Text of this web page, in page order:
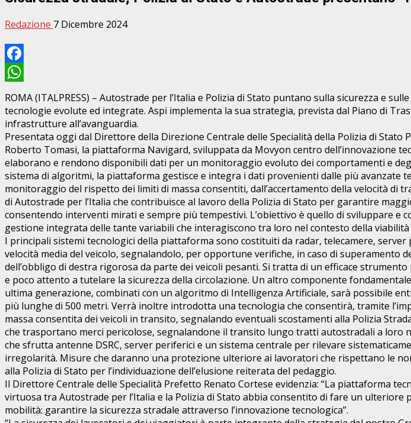
Redazione 7 Dicembre 2024
Facebook
WhatsApp
ROMA (ITALPRESS) – Autostrade per l’Italia e Polizia di Stato puntano sulla sicurezza e
tecnologie evolute ed integrate. Aspi implementa la sua strategia, prevista dal Piano di
infrastrutture all’avanguardia.
Presentata oggi dal Direttore della Direzione Centrale delle Specialità della Polizia di
Roberto Tomasi, la piattaforma Navigard, sviluppata da Movyon centro dell’innovazione
elaborano e rendono disponibili dati per un monitoraggio evoluto dei comportamenti e
sistema di algoritmi, la piattaforma gestisce e integra i dati provenienti dalle più avanzate
monitoraggio del rispetto dei limiti di massa consentiti, dall’accertamento della velocità
di Autostrade per l’Italia che contribuisce al lavoro della Polizia di Stato per garantire
consentendo interventi mirati e sempre più tempestivi. L’obiettivo è quello di sviluppare e
gestione integrata delle tante variabili che interagiscono tra loro nel contesto della
I principali sistemi tecnologici della piattaforma sono costituiti da radar, telecamere,
velocità media del veicolo, segnalandolo, per opportune verifiche, in caso di superamento
dell’obbligo di destra rigorosa da parte dei veicoli pesanti. Si tratta di un efficace
e poco attento a tutelare la sicurezza della circolazione. Un altro componente
ultima generazione, combinati con un algoritmo di Intelligenza Artificiale, sarà possibile
più lunghe di 500 metri. Verrà inoltre introdotta una tecnologia che consentirà, tramite
massa consentita dei veicoli in transito, segnalando eventuali scostamenti alla Polizia
che trasportano merci pericolose, segnalandone il transito lungo tratti autostradali a loro
che sfrutta antenne DSRC, server periferici e un sistema centrale per rilevare
irregolarità. Misure che daranno una protezione ulteriore ai lavoratori che rispettano le
alla Polizia di Stato per l’individuazione dell’elusione reiterata del pedaggio.
Il Direttore Centrale delle Specialità Prefetto Renato Cortese evidenzia: “La piattaforma
virtuosa tra Autostrade per l’Italia e la Polizia di Stato abbia consentito di fare un
mobilità: garantire la sicurezza stradale attraverso l’innovazione tecnologica”.